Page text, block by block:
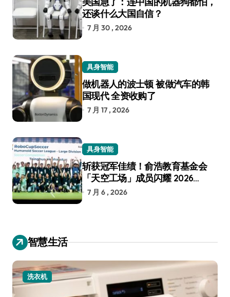
还谈什么大国自信？
7 月 30 , 2026
具身智能
做机器人的波士顿 被做汽车的韩
国现代 全资收购了
7 月 17 , 2026
具身智能
斩获冠军佳绩！俞浩教育基金会
「天空工场」成员闪耀 2026
RoboCup 机器人世界杯
7 月 6 , 2026
智慧生活
洗衣机